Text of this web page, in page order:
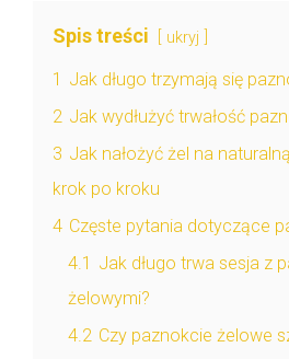
Spis treści ukryj
1 Jak długo trzymają się
2 Jak wydłużyć trwałość
3 Jak nałożyć żel na
krok po kroku
4 Częste pytania dotyczące
4.1 Jak długo trwa sesja z
żelowymi?
4.2 Czy paznokcie żelowe